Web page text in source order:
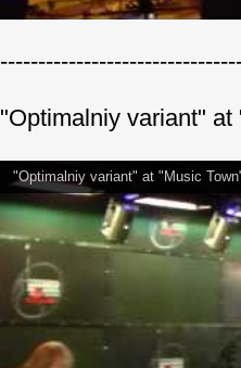
"Optimalniy variant"
"Optimalniy variant" at "Music